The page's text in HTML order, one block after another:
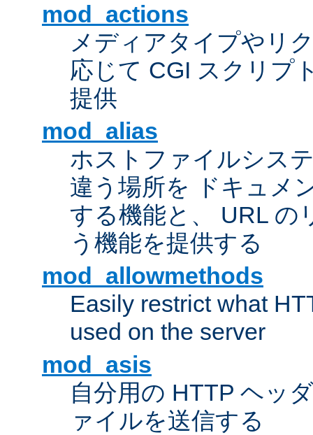
mod_actions
メディアタイプやリ
応じて CGI スクリプ
提供
mod_alias
ホストファイルシス
違う場所を ドキュメ
する機能と、 URL の
う機能を提供する
mod_allowmethods
Easily restrict what
used on the server
mod_asis
自分用の HTTP ヘッ
ァイルを送信する